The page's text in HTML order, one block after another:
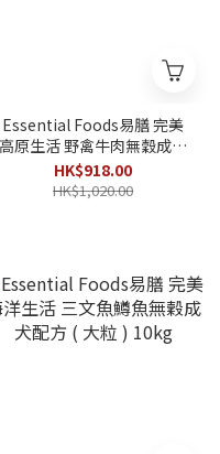
Essential Foods易膳 完美
高原生活 野禽牛肉無穀成犬
配方 ( 細粒 ) 10kg
HK$918.00
HK$1,020.00